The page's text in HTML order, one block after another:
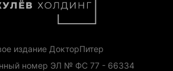
издание ДокторПитер
номер ЭЛ № ФС 77 - 66334